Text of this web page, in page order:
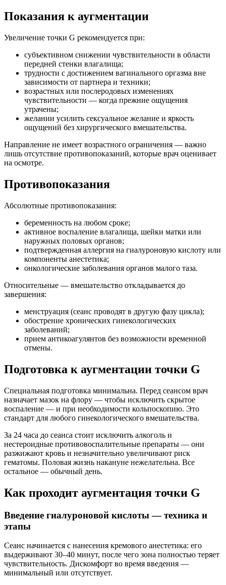
Показания к аугментации
Увеличение точки G рекомендуется при:
субъективном снижении чувствительности в области
передней стенки влагалища;
трудности с достижением вагинального оргазма вне
зависимости от партнера и техники;
возрастных или послеродовых изменениях
чувствительности — когда прежние ощущения
утрачены;
желании усилить сексуальное желание и яркость
ощущений без хирургического вмешательства.
Направление не имеет возрастного ограничения — важно
лишь отсутствие противопоказаний, которые врач оценивает
на осмотре.
Противопоказания
Абсолютные противопоказания:
беременность на любом сроке;
активное воспаление влагалища, шейки матки или
наружных половых органов;
подтвержденная аллергия на гиалуроновую кислоту или
компоненты анестетика;
онкологические заболевания органов малого таза.
Относительные — вмешательство откладывается до
завершения:
менструация (сеанс проводят в другую фазу цикла);
обострение хронических гинекологических
заболеваний;
прием антикоагулянтов без возможности временной
отмены.
Подготовка к аугментации точки G
Специальная подготовка минимальна. Перед сеансом врач
назначает мазок на флору — чтобы исключить скрытое
воспаление — и при необходимости кольпоскопию. Это
стандарт для любого гинекологического вмешательства.
За 24 часа до сеанса стоит исключить алкоголь и
нестероидные противовоспалительные препараты — они
разжижают кровь и незначительно увеличивают риск
гематомы. Половая жизнь накануне нежелательна. Все
остальное — обычный день.
Как проходит аугментация точки G
Введение гиалуроновой кислоты — техника и
этапы
Сеанс начинается с нанесения кремового анестетика: его
выдерживают 30–40 минут, после чего зона полностью теряет
чувствительность. Дискомфорт во время введения —
минимальный или отсутствует.